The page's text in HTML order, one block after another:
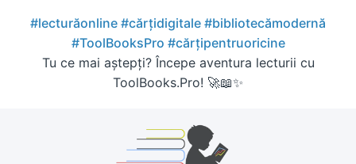
#lecturăonline #cărțidigitale #bibliotecămodernă
#ToolBooksPro #cărțipentruoricine
Tu ce mai aștepți? Începe aventura lecturii cu
ToolBooks.Pro! 🚀📖✨